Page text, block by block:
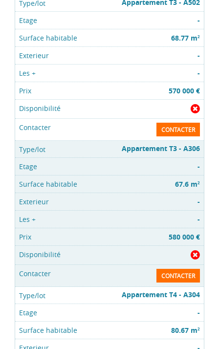
Appartement T3 - A502
-
68.77 m2
-
-
570 000 €
CONTACTER
Appartement T3 - A306
-
67.6 m2
-
-
580 000 €
CONTACTER
Appartement T4 - A304
-
80.67 m2